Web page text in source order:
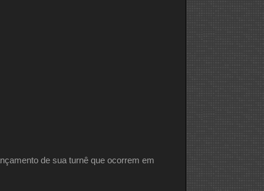
de sua turnê que ocorrem em